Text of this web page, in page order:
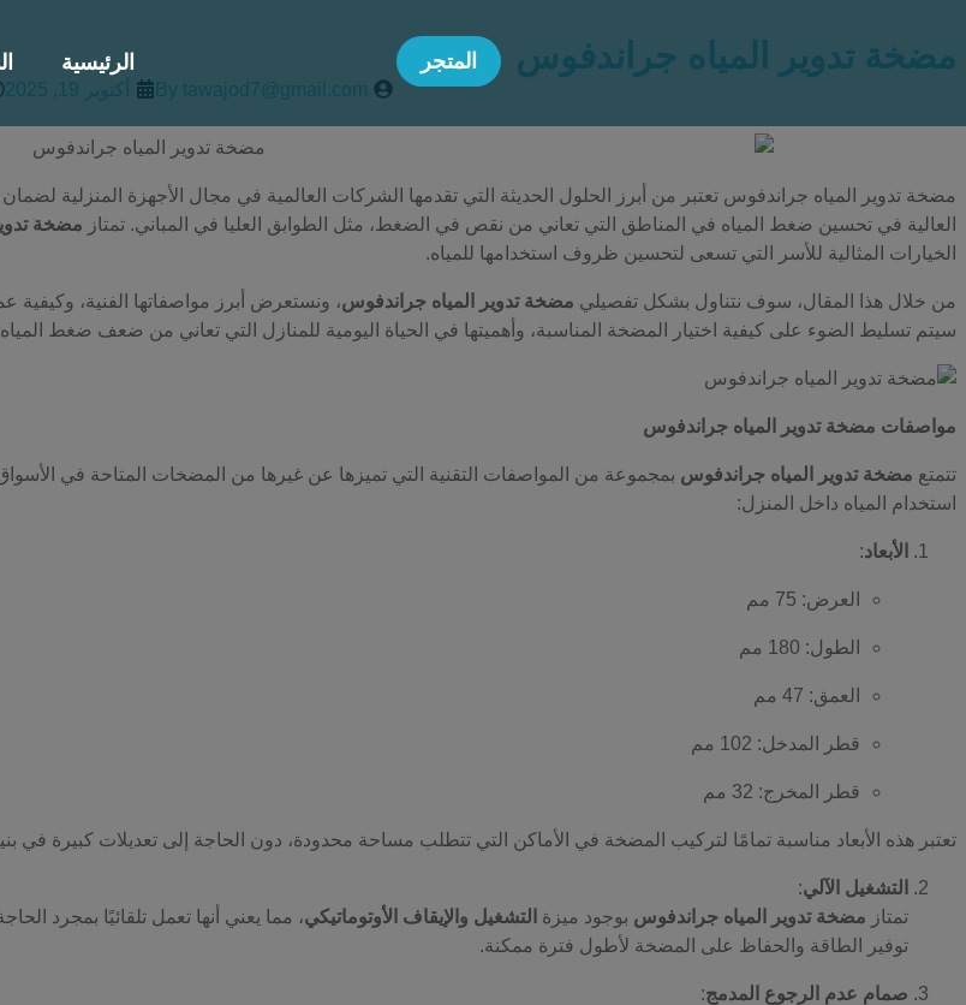
المتجر الرئيسية مضخة تدوير المياه جراندفوس
Bytawajod7@gmail.com أكتوبر 19, 2025
مضخة تدوير المياه جراندفوس تعتبر من أبرز الحلول الحديثة التي تقدمها الشركات العالمية في مجال الأجهزة المنزلية
العالية في تحسين ضغط المياه في المناطق التي تعاني من نقص في الضغط، مثل الطوابق العليا في المباني. تمتاز مضخة
الخيارات المثالية للأسر التي تسعى لتحسين ظروف استخدامها للمياه.
من خلال هذا المقال، سوف نتناول بشكل تفصيلي مضخة تدوير المياه جراندفوس، ونستعرض أبرز مواصفاتها الفنية، وكيفية
سيتم تسليط الضوء على كيفية اختيار المضخة المناسبة، وأهميتها في الحياة اليومية للمنازل التي تعاني من ضعف ضغط
مواصفات مضخة تدوير المياه جراندفوس
تتمتع مضخة تدوير المياه جراندفوس بمجموعة من المواصفات التقنية التي تميزها عن غيرها من المضخات المتاحة في
استخدام المياه داخل المنزل:
الأبعاد:
العرض: 75 مم
الطول: 180 مم
العمق: 47 مم
قطر المدخل: 102 مم
قطر المخرج: 32 مم
تعتبر هذه الأبعاد مناسبة تمامًا لتركيب المضخة في الأماكن التي تتطلب مساحة محدودة، دون الحاجة إلى تعديلات كبيرة في
التشغيل الآلي:
تمتاز مضخة تدوير المياه جراندفوس بوجود ميزة التشغيل والإيقاف الأوتوماتيكي، مما يعني أنها تعمل تلقائيًا بمجرد
توفير الطاقة والحفاظ على المضخة لأطول فترة ممكنة.
صمام عدم الرجوع المدمج: